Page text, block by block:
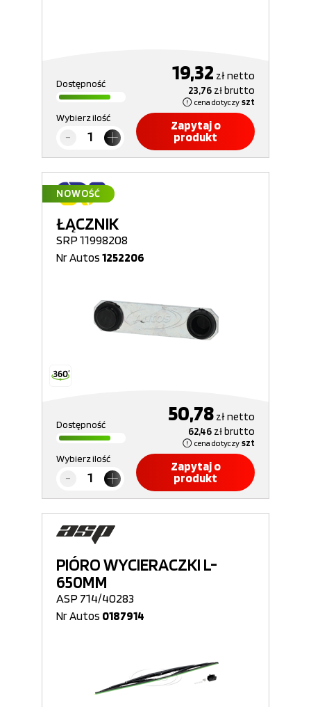
Dostępność 19,32 złnetto
23,76 złbrutto
cena dotyczy szt
Wybierz ilość
Zapytaj o
produkt
NOWOŚĆ
ŁĄCZNIK
SRP 11998208
Nr Autos 1252206
Dostępność 50,78 złnetto
62,46 złbrutto
cena dotyczy szt
Wybierz ilość
Zapytaj o
produkt
PIÓRO WYCIERACZKI L-
650MM
ASP 714/40283
Nr Autos 0187914